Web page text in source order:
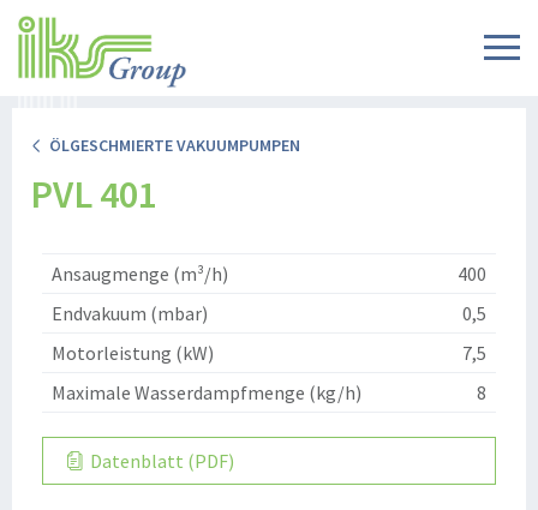
ÖLGESCHMIERTE VAKUUMPUMPEN
PVL 401
Ansaugmenge (m³/h)
400
Endvakuum (mbar)
0,5
Motorleistung (kW)
7,5
Maximale Wasserdampfmenge (kg/h)
8
Datenblatt (PDF)